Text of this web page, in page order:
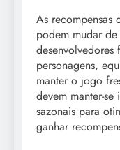
As recompensas
podem mudar
desenvolvedores
personagens,
manter o jogo
devem manter-
sazonais para
ganhar